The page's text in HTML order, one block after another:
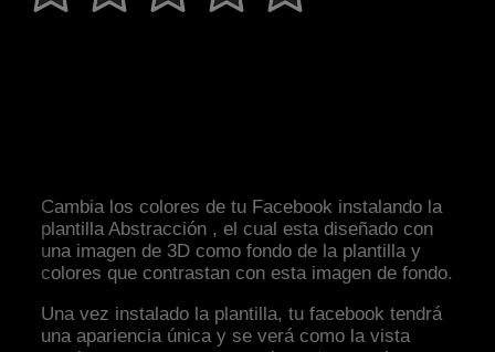
Cambia los colores de tu Facebook instalando la
plantilla Abstracción , el cual esta diseñado con
una imagen de 3D como fondo de la plantilla y
colores que contrastan con esta imagen de fondo.
Una vez instalado la plantilla, tu facebook tendrá
una apariencia única y se verá como la vista